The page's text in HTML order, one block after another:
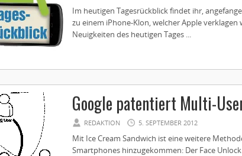
Im heutigen Tagesrückblick findet ihr,
zu einem iPhone-Klon, welcher Apple verklagen
Neuigkeiten des heutigen Tages ...
Google patentiert Multi-
REDAKTION 5. SEPTEMBER 2012
Mit Ice Cream Sandwich ist eine weitere
Smartphones hinzugekommen: Der Face